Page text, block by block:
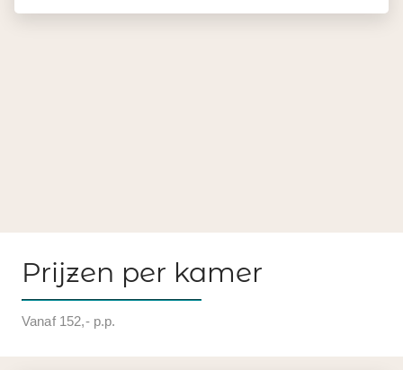
Prijzen per kamer
Vanaf 152,- p.p.